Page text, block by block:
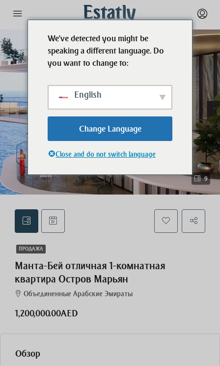
9
ПРОДАЖА
Манта-Бей отличная 1-комнатная
квартира Остров Марьян
Объединенные Арабские Эмираты
1,200,000.00AED
Обзор
We've detected you might be
speaking a different language. Do
you want to change to:
English
Change Language
Close and do not switch language